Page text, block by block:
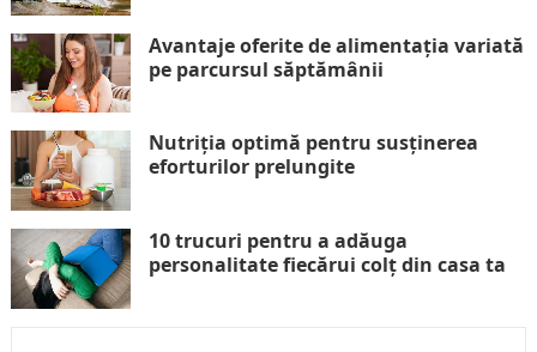
Avantaje oferite de alimentația variată
pe parcursul săptămânii
Nutriția optimă pentru susținerea
eforturilor prelungite
10 trucuri pentru a adăuga
personalitate fiecărui colț din casa ta